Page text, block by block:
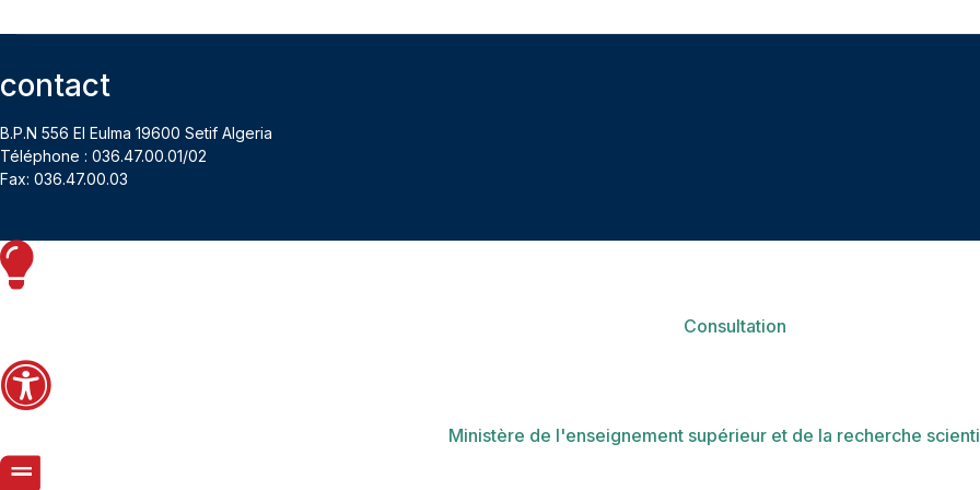
contact
Téléphone : 036.47.00.01/02
Fax: 036.47.00.03
Consultation
Ministère de l'enseignement supérieur et de la recherche